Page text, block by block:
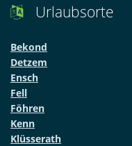
 Urlaubsorte
Bekond
Detzem
Ensch
Fell
Föhren
Kenn
Klüsserath